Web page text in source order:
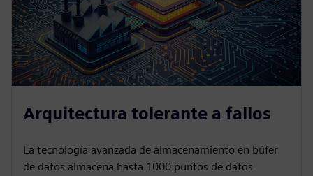
Arquitectura tolerante a fallos
La tecnología avanzada de almacenamiento en búfer
de datos almacena hasta 1000 puntos de datos